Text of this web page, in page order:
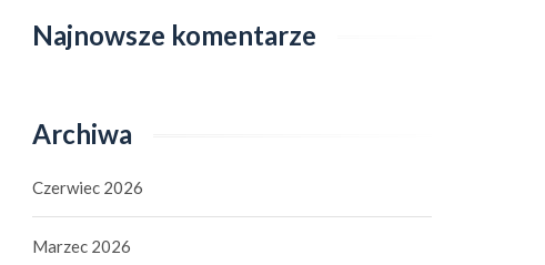
Najnowsze komentarze
Archiwa
Czerwiec 2026
Marzec 2026